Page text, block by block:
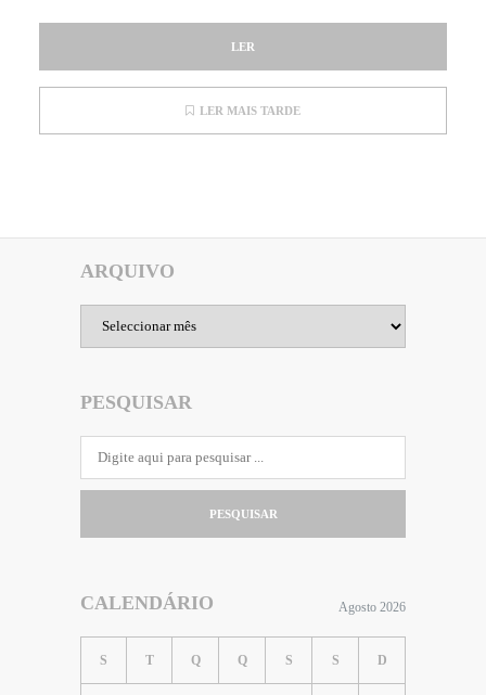
LER
LER MAIS TARDE
ARQUIVO
PESQUISAR
PESQUISAR
CALENDÁRIO Agosto 2026
S T Q Q S S D